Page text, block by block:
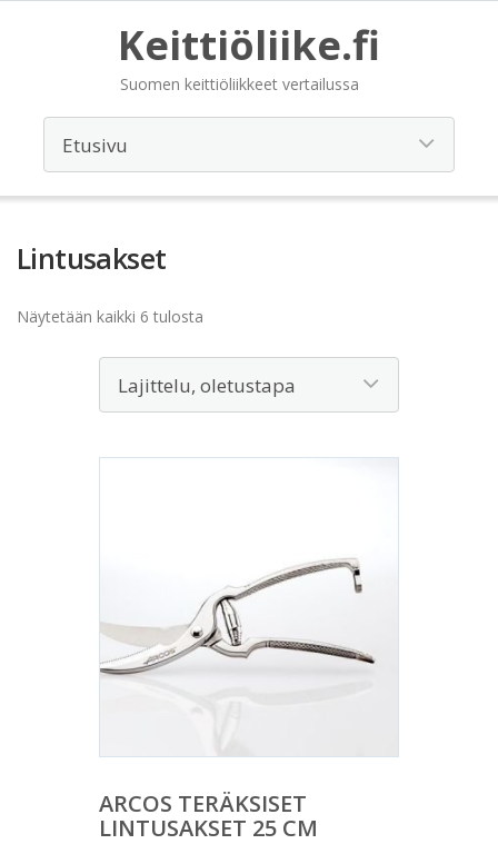
Keittiöliike.fi
Suomen keittiöliikkeet vertailussa
Lintusakset
Näytetään kaikki 6 tulosta
ARCOS TERÄKSISET
LINTUSAKSET 25 CM